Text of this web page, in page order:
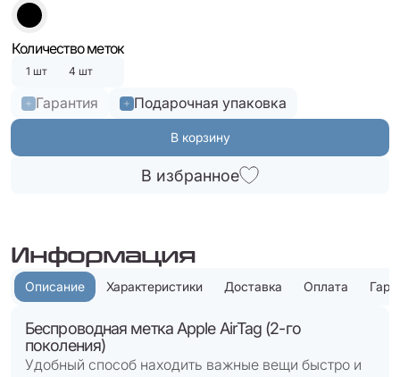
Количество меток
1 шт 4 шт
Гарантия Подарочная упаковка
В корзину
В избранное
Информация
Описание Характеристики Доставка Оплата
Беспроводная метка Apple AirTag (2-го
поколения)
Удобный способ находить важные вещи быстро и